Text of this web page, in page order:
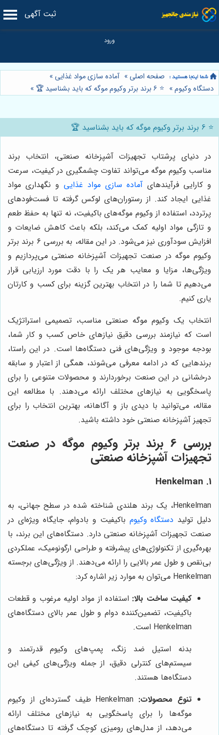
ثبت آگهی
صفحه اصلی » آماده سازی مواد غذایی »
دستگاه وکیوم» ⭐️ 6 برند برتر وکیوم موگه که باید بشناسید 🏆 »
⭐️ 6 برند برتر وکیوم موگه که باید بشناسید 🏆
در دنیای پرشتاب تجهیزات آشپزخانه صنعتی، انتخاب برند
مناسب وکیوم موگه می‌تواند تفاوت چشمگیری در کیفیت، سرعت
و کارایی فرآیندهای آماده سازی مواد غذایی و نگهداری مواد
غذایی ایجاد کند. از رستوران‌های لوکس گرفته تا فست‌فودهای
پرتردد، استفاده از وکیوم موگه‌های باکیفیت، نه تنها به حفظ طعم
و تازگی مواد اولیه کمک می‌کند، بلکه باعث کاهش ضایعات و
افزایش سودآوری نیز می‌شود. در این مقاله، به بررسی 6 برند برتر
وکیوم موگه در صنعت تجهیزات آشپزخانه صنعتی می‌پردازیم و
ویژگی‌ها، مزایا و معایب هر یک را با دقت مورد ارزیابی قرار
می‌دهیم تا شما را در انتخاب بهترین گزینه برای کسب و کارتان
یاری کنیم.
انتخاب یک وکیوم موگه صنعتی مناسب، تصمیمی استراتژیک
است که نیازمند بررسی دقیق نیازهای خاص کسب و کار شما،
بودجه موجود و ویژگی‌های فنی دستگاه‌ها است. در این راستا،
برندهایی که در ادامه معرفی می‌شوند، همگی از اعتبار و سابقه
درخشانی در این صنعت برخوردارند و محصولات متنوعی را برای
پاسخگویی به نیازهای مختلف ارائه می‌دهند. با مطالعه این
مقاله، می‌توانید با دیدی باز و آگاهانه، بهترین انتخاب را برای
تجهیز آشپزخانه صنعتی خود داشته باشید.
بررسی 6 برند برتر وکیوم موگه در صنعت
تجهیزات آشپزخانه صنعتی
1. Henkelman
Henkelman، یک برند هلندی شناخته شده در سطح جهانی، به
دلیل تولید دستگاه وکیوم باکیفیت و بادوام، جایگاه ویژه‌ای در
صنعت تجهیزات آشپزخانه صنعتی دارد. دستگاه‌های این برند، با
بهره‌گیری از تکنولوژی‌های پیشرفته و طراحی ارگونومیک، عملکردی
بی‌نقص و طول عمر بالایی را ارائه می‌دهند. از ویژگی‌های برجسته
Henkelman می‌توان به موارد زیر اشاره کرد:
کیفیت ساخت بالا: استفاده از مواد اولیه مرغوب و قطعات
باکیفیت، تضمین‌کننده دوام و طول عمر بالای دستگاه‌های
Henkelman است.
بدنه استیل ضد زنگ، پمپ‌های وکیوم قدرتمند و
سیستم‌های کنترلی دقیق، از جمله ویژگی‌های کیفی این
دستگاه‌ها هستند.
تنوع محصولات:
Henkelman طیف گسترده‌ای از وکیوم
موگه‌ها را برای پاسخگویی به نیازهای مختلف ارائه
می‌دهد، از مدل‌های رومیزی کوچک گرفته تا دستگاه‌های